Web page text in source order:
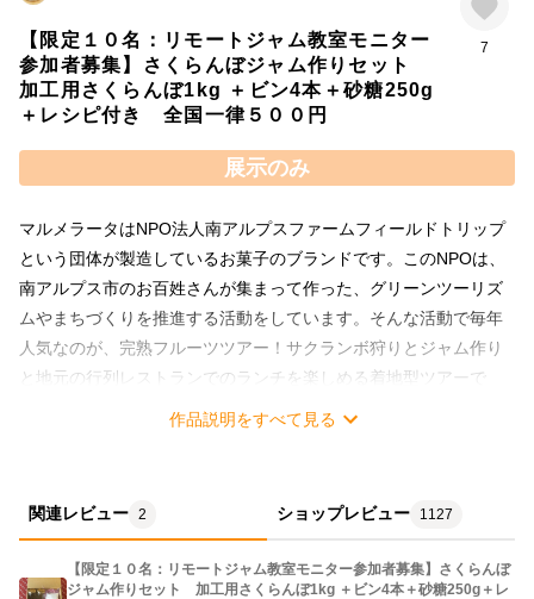
【限定１０名：リモートジャム教室モニター
参加者募集】さくらんぼジャム作りセット
加工用さくらんぼ1kg ＋ビン4本＋砂糖250g
＋レシピ付き 全国一律５００円
7
展示のみ
マルメラータはNPO法人南アルプスファームフィールドトリップ
という団体が製造しているお菓子のブランドです。このNPOは、
南アルプス市のお百姓さんが集まって作った、グリーンツーリズ
ムやまちづくりを推進する活動をしています。そんな活動で毎年
人気なのが、完熟フルーツツアー！サクランボ狩りとジャム作り
と地元の行列レストランでのランチを楽しめる着地型ツアーで
す。 特にサクランボをすべて手で種取して作るさくらんぼジャム
ートジャム教室を計画しました。とはいえ初めてのことで、色々
モートジャム教室のモニター参加をお願いしたく１０名限定で募
作品説明をすべて見る
関連レビュー 2 ショップレビュー 1127
【限定１０名：リモートジャム教室モニター参加者募集】さくらんぼ
ジャム作りセット 加工用さくらんぼ1kg ＋ビン4本＋砂糖250g＋レ